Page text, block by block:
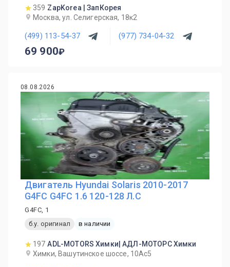
359 ZapKorea | ЗапКорея
Москва, ул. Селигерская, 18к2
(499) 113-54-37 (977) 734-04-32
69 900
08.08.2026
Двигатель Hyundai Solaris 2010-2017
G4FC G4FC 1.6 120-128 Л.С
G4FC, 1
б.у. оригинал
в наличии
197 ADL-MOTORS Химки| АДЛ-МОТОРС Химки
Химки, Вашутинское шоссе, 10Ас5